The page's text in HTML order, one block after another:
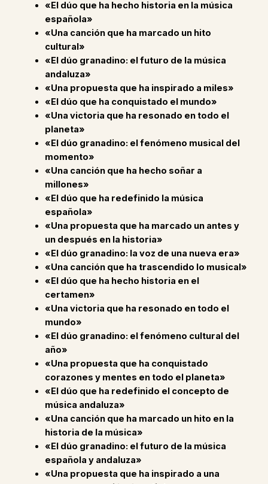
«El dúo que ha hecho historia en la música
española»
«Una canción que ha marcado un hito
cultural»
«El dúo granadino: el futuro de la música
andaluza»
«Una propuesta que ha inspirado a miles»
«El dúo que ha conquistado el mundo»
«Una victoria que ha resonado en todo el
planeta»
«El dúo granadino: el fenómeno musical del
momento»
«Una canción que ha hecho soñar a
millones»
«El dúo que ha redefinido la música
española»
«Una propuesta que ha marcado un antes y
un después en la historia»
«El dúo granadino: la voz de una nueva era»
«Una canción que ha trascendido lo musical»
«El dúo que ha hecho historia en el
certamen»
«Una victoria que ha resonado en todo el
mundo»
«El dúo granadino: el fenómeno cultural del
año»
«Una propuesta que ha conquistado
corazones y mentes en todo el planeta»
«El dúo que ha redefinido el concepto de
música andaluza»
«Una canción que ha marcado un hito en la
historia de la música»
«El dúo granadino: el futuro de la música
española y andaluza»
«Una propuesta que ha inspirado a una